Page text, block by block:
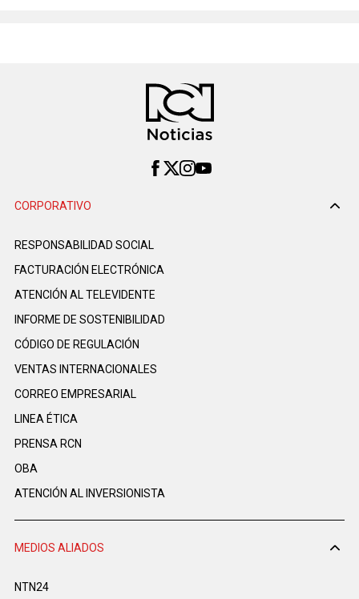
CORPORATIVO
RESPONSABILIDAD SOCIAL
FACTURACIÓN ELECTRÓNICA
ATENCIÓN AL TELEVIDENTE
INFORME DE SOSTENIBILIDAD
CÓDIGO DE REGULACIÓN
VENTAS INTERNACIONALES
CORREO EMPRESARIAL
LINEA ÉTICA
PRENSA RCN
OBA
ATENCIÓN AL INVERSIONISTA
MEDIOS ALIADOS
NTN24